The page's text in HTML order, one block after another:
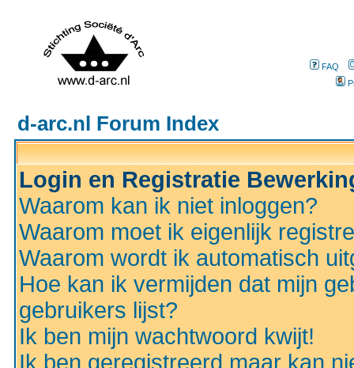
FAQ
d-arc.nl Forum Index
Login en Registratie
Waarom kan ik niet inloggen?
Waarom moet ik eigenlijk
Waarom wordt ik automatisch
Hoe kan ik vermijden dat mijn
gebruikers lijst?
Ik ben mijn wachtwoord kwijt!
Ik ben geregistreerd maar kan